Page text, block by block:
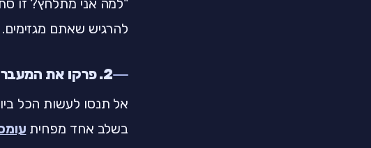
"למה אני מתלחץ? זו
להרגיש שאתם מגזימים.
2. פרקו את המעבר לשלבים
בשלב אחד מפחית